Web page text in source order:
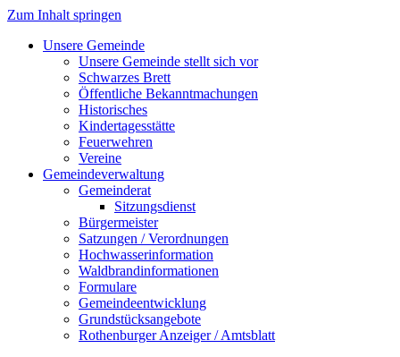
Zum Inhalt springen
Unsere Gemeinde
Unsere Gemeinde stellt sich vor
Schwarzes Brett
Öffentliche Bekanntmachungen
Historisches
Kindertagesstätte
Feuerwehren
Vereine
Gemeindeverwaltung
Gemeinderat
Sitzungsdienst
Bürgermeister
Satzungen / Verordnungen
Hochwasserinformation
Waldbrandinformationen
Formulare
Gemeindeentwicklung
Grundstücksangebote
Rothenburger Anzeiger / Amtsblatt